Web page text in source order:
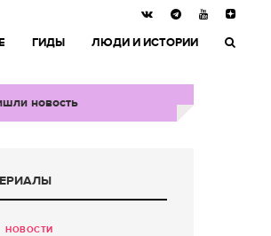
ГИДЫ ЛЮДИ И ИСТОРИИ
новость
НОВОСТИ